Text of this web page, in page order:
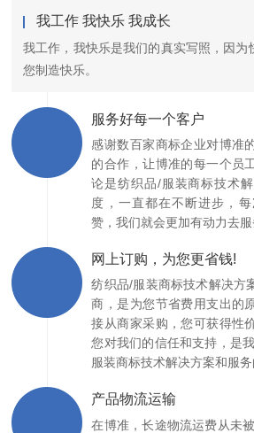
我工作 我快乐 我成长
我工作，我快乐是我们的真实写照，因为
您制造快乐。
服务好每一个客户
感谢数百家商标企业对博准
的合作，让博准的每一个员
论是纺织品/服装商标技术
度，一直都在不断进步，
赞，我们就会更加有动力去服
网上订购，为您更省钱!
纺织品/服装商标技术解决方
商，是为您节省费用支出的
接从商家采购，您可获得性
您对我们的信任和支持，是
服装商标技术解决方案和服务
产品物流运输
在博准，长途物流运费从未